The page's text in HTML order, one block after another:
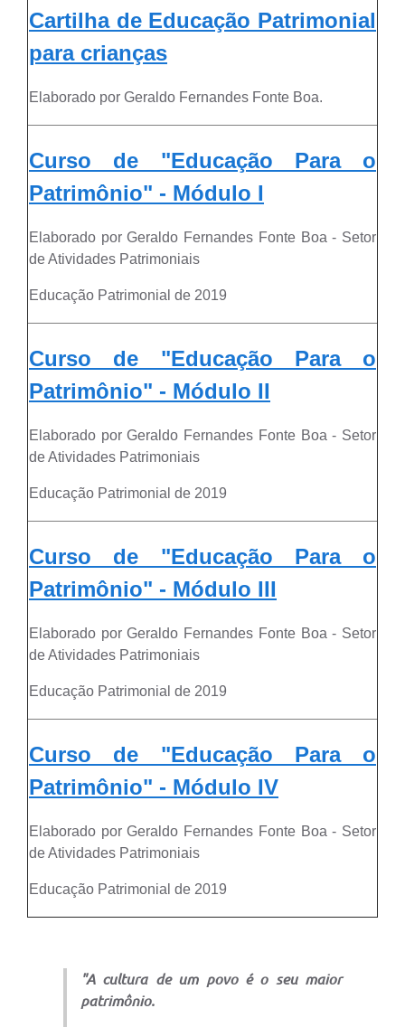
Cartilha de Educação Patrimonial
para crianças
Elaborado por Geraldo Fernandes Fonte Boa.
Curso de "Educação Para o
Patrimônio" - Módulo I
Elaborado por Geraldo Fernandes Fonte Boa - Setor
de Atividades Patrimoniais
Educação Patrimonial de 2019
Curso de "Educação Para o
Patrimônio" - Módulo II
Elaborado por Geraldo Fernandes Fonte Boa - Setor
de Atividades Patrimoniais
Educação Patrimonial de 2019
Curso de "Educação Para o
Patrimônio" - Módulo III
Elaborado por Geraldo Fernandes Fonte Boa - Setor
de Atividades Patrimoniais
Educação Patrimonial de 2019
Curso de "Educação Para o
Patrimônio" - Módulo IV
Elaborado por Geraldo Fernandes Fonte Boa - Setor
de Atividades Patrimoniais
Educação Patrimonial de 2019
"A cultura de um povo é o seu maior
patrimônio.